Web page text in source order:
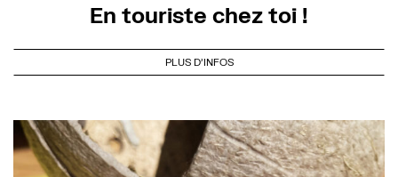
En touriste chez toi !
PLUS D'INFOS